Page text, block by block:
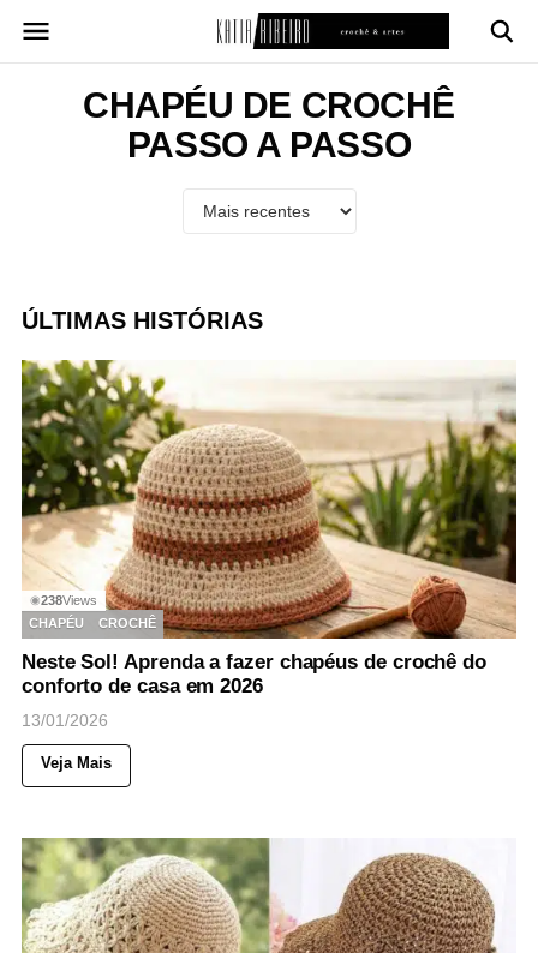
para
CHAPÉU DE CROCHÊ
PASSO A PASSO
ÚLTIMAS HISTÓRIAS
◉238Views
CHAPÉU
CROCHÊ
Neste Sol! Aprenda a fazer chapéus de crochê do
conforto de casa em 2026
13/01/2026
Veja Mais